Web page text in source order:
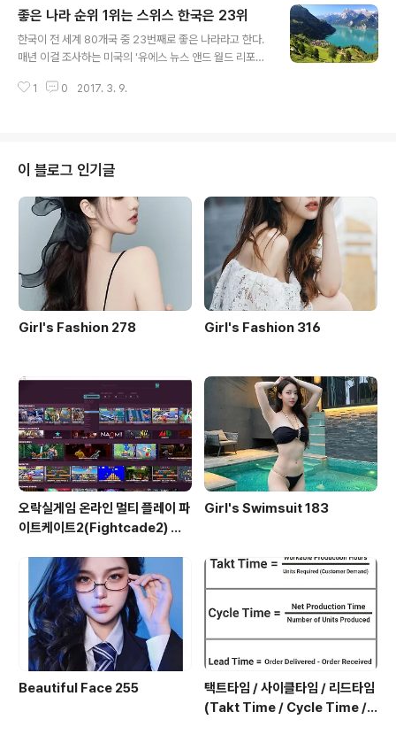
출시까지 빠르게 진행했다.삼성전자가 신제품 갤럭시S8
공개를 한달 정도 미룬 공백 기간 동안 시장을 선점하기 위
해서다. 제품 출시일이 공교롭게도 헌법재판소의 박근혜
“흥행에 영향을 주지 않을 것”이라고 말했다.엘지전자는 2
좋은 나라 순위 1위는 스위스 한국은 23위
한국이 전 세계 80개국 중 23번째로 좋은 나라라고 한다.
매년 이걸 조사하는 미국의 '유에스 뉴스 앤드 월드 리포
으로 '최고의 나라'를 조사한 결과 한국이 23위에 랭크됐
다. 1위 스위스 2위 캐나다 3위 영국 4위 독일 5위 일본 6
위 스웨덴 7위 미국 8위 오스트레일리아 9위 프랑스 10위
노르웨이 15위 싱가포르 20위 중국 23위 한국 25위 인도
모든 순위는 '유에스 뉴스 앤드 월드 리포트'에서 볼 수 있
다. 독일은 작년 1위에서 4위로 떨어졌다...
1 0 2017. 3. 9.
이 블로그 인기글
Girl's Fashion 278 Girl's Fashion 316
오락실게임 온라인 멀티 플레이 파
이트케이트2(Fightcade2) 설
Girl's Swimsuit 183
Beautiful Face 255
택트타임 / 사이클타임 / 리드타임
(Takt Time / Cycle Time / L